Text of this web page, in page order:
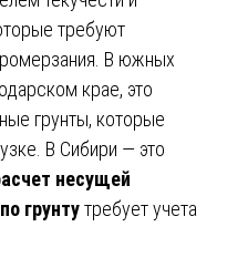
требуют
В южных
крае, это
грунты, которые
В Сибири — это
несущей
грунтутребует учета